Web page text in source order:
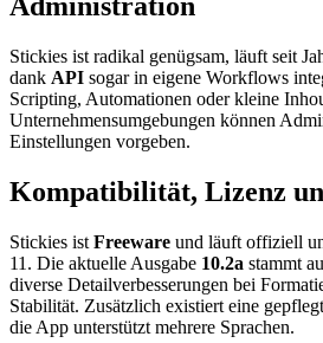
Stickies ist radikal genügsam, läuft seit
dank API sogar in eigene Workflows
Scripting, Automationen oder kleine
Unternehmensumgebungen können
Einstellungen vorgeben.
Kompatibilität, Lizenz
Stickies ist Freeware und läuft offiziell
11. Die aktuelle Ausgabe 10.2a stammt
diverse Detailverbesserungen bei
Stabilität. Zusätzlich existiert eine
die App unterstützt mehrere Sprachen.